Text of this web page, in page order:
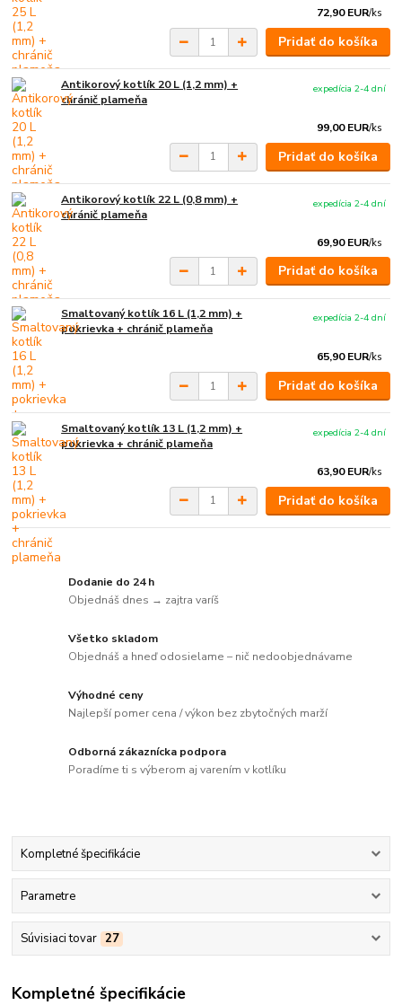
72,90 EUR/ks
Pridať do košíka
Antikorový kotlík 20 L (1,2 mm) +
chránič plameňa
99,00 EUR/ks
expedícia 2-4 dní
Pridať do košíka
Antikorový kotlík 22 L (0,8 mm) +
chránič plameňa
69,90 EUR/ks
expedícia 2-4 dní
Pridať do košíka
Smaltovaný kotlík 16 L (1,2 mm) +
pokrievka + chránič plameňa
65,90 EUR/ks
expedícia 2-4 dní
Pridať do košíka
Smaltovaný kotlík 13 L (1,2 mm) +
pokrievka + chránič plameňa
63,90 EUR/ks
expedícia 2-4 dní
Pridať do košíka
Dodanie do 24 h
Objednáš dnes → zajtra varíš
Všetko skladom
Objednáš a hneď odosielame – nič nedoobjednávame
Výhodné ceny
Najlepší pomer cena / výkon bez zbytočných marží
Odborná zákaznícka podpora
Poradíme ti s výberom aj varením v kotlíku
Kompletné špecifikácie
Parametre
Súvisiaci tovar 27
Kompletné špecifikácie